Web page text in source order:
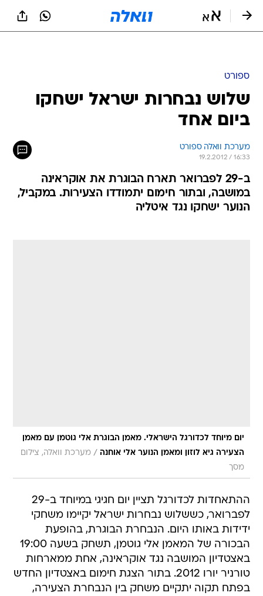
ספורט
שלוש נבחרות ישראל ישחקו
ביום אחד
מערכת וואלה ספורט
19.2.2012 / 16:33
ב-29 לפברואר תארח הבוגרת את אוקראינה
במושבה, ובתור חימום יתמודדו הצעירות. במקביל,
הנוער ישחקו נגד איטליה
יום מיוחד לכדורגל הישראלי. מאמן הבוגרת אלי גוטמן עם מאמן
הצעירה גיא לוזון ומאמן הנוער אלי אוחנה / מערכת וואלה, צילום
מסך
ההתאחדות לכדורגל תציין יום חגיגי במיוחד ב-29
לפברואר, כששלוש נבחרות ישראל יקיימו משחקי
ידידות באותו היום. הנבחרת הבוגרת, בהופעת
הבכורה של המאמן אלי גוטמן, תשחק בשעה 19:00
באצטדיון המושבה נגד אוקראינה, אחת ממארחות
טורניר יורו 2012. בתור הצגת חימום באצטדיון החדש
בפתח תקוה יתקיים משחק בין הנבחרת הצעירה,